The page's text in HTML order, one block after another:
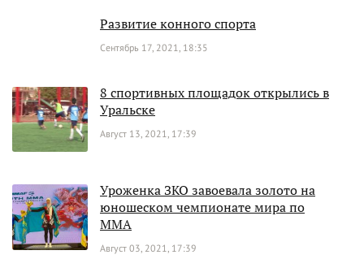
Развитие конного спорта
Сентябрь 17, 2021, 18:35
8 спортивных площадок открылись в
Уральске
Август 13, 2021, 17:39
Уроженка ЗКО завоевала золото на
юношеском чемпионате мира по
MMA
Август 03, 2021, 17:39